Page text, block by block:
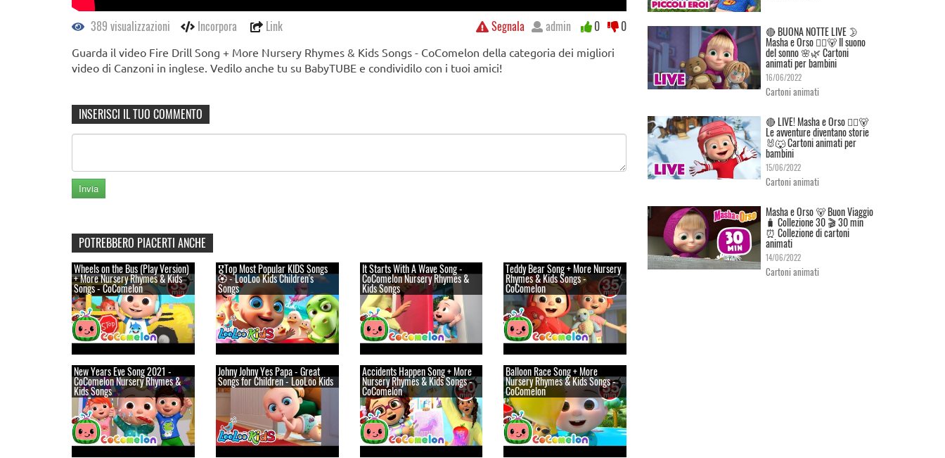
389 visualizzazioni Incorpora Link Segnala admin 0 0
Guarda il video Fire Drill Song + More Nursery Rhymes & Kids Songs - CoComelon della categoria dei migliori
video di Canzoni in inglese. Vedilo anche tu su BabyTUBE e condividilo con i tuoi amici!
INSERISCI IL TUO COMMENTO
POTREBBERO PIACERTI ANCHE
Wheels on the Bus (Play Version)
+ More Nursery Rhymes & Kids
Songs - CoComelon
🎖️Top Most Popular KIDS Songs
🏵️ - LooLoo Kids Children's
Songs
It Starts With A Wave Song -
CoComelon Nursery Rhymes &
Kids Songs
Teddy Bear Song + More Nursery
Rhymes & Kids Songs -
CoComelon
New Years Eve Song 2021 -
CoComelon Nursery Rhymes &
Kids Songs
Johny Johny Yes Papa - Great
Songs for Children - LooLoo Kids
Accidents Happen Song + More
Nursery Rhymes & Kids Songs -
CoComelon
Balloon Race Song + More
Nursery Rhymes & Kids Songs -
CoComelon
🔴 BUONA NOTTE LIVE 🌛
Masha e Orso 👱‍♀️🐻 Il suono
del sonno 🌸🌿 Cartoni
animati per bambini
16/06/2022
Cartoni animati
🔴 LIVE! Masha e Orso 👱‍♀️🐻
Le avventure diventano storie
🐰🐺 Cartoni animati per
bambini
15/06/2022
Cartoni animati
Masha e Orso 🐻 Buon Viaggio
🧳 Сollezione 30 🎬 30 min
⏰ Collezione di cartoni
animati
14/06/2022
Cartoni animati